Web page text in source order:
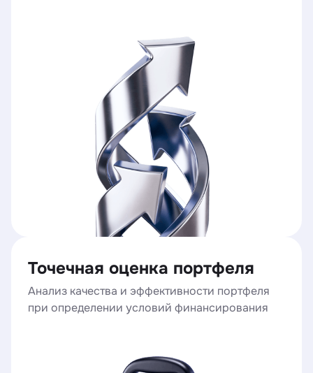
Точечная оценка портфеля
Анализ качества и эффективности портфеля
при определении условий финансирования